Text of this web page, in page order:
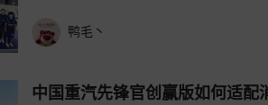
鸭毛丶
中国重汽先锋官创赢版如何适配